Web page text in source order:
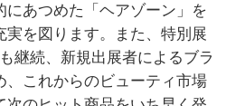
にあつめた「ヘアゾーン」を
実を図ります。また、特別展
継続、新規出展者によるブラ
、これからのビューティ市場